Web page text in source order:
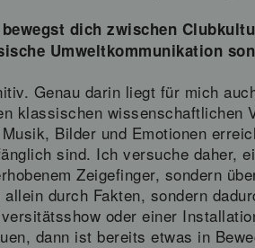
bewegst dich zwischen
Umweltkommunikation
Genau darin liegt für mich
klassischen wissenschaftlichen
Bilder und Emotionen
sind. Ich versuche daher,
Zeigefinger, sondern
allein durch Fakten, sondern
oder einer
dann ist bereits etwas in